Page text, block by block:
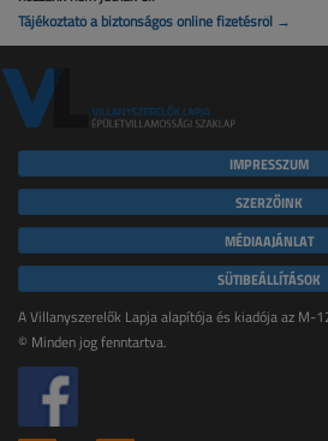
Tájékoztató a biztonságos online fizetésről →
IMPRESSZUM
SZERZŐINK
MÉDIAAJÁNLAT
SÜTIBEÁLLÍTÁSOK
A Villanyszerelők Lapja alapítója és kiadója az M-
© Minden jog fenntartva.